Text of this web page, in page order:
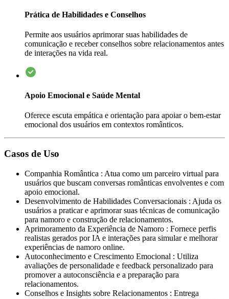
Prática de Habilidades e Conselhos
Permite aos usuários aprimorar suas habilidades de
comunicação e receber conselhos sobre relacionamentos antes
de interações na vida real.
Apoio Emocional e Saúde Mental
Oferece escuta empática e orientação para apoiar o bem-estar
emocional dos usuários em contextos românticos.
Casos de Uso
Companhia Romântica : Atua como um parceiro virtual para
usuários que buscam conversas românticas envolventes e com
apoio emocional.
Desenvolvimento de Habilidades Conversacionais : Ajuda os
usuários a praticar e aprimorar suas técnicas de comunicação
para namoro e construção de relacionamentos.
Aprimoramento da Experiência de Namoro : Fornece perfis
realistas gerados por IA e interações para simular e melhorar
experiências de namoro online.
Autoconhecimento e Crescimento Emocional : Utiliza
avaliações de personalidade e feedback personalizado para
promover a autoconsciência e a preparação para
relacionamentos.
Conselhos e Insights sobre Relacionamentos : Entrega